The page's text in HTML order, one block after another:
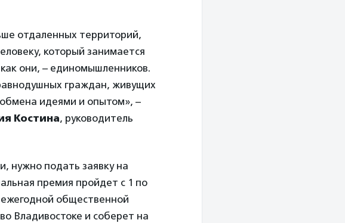
отдаленных территорий,
который занимается
они, – единомышленников.
граждан, живущих
идеями и опытом», –
Костина, руководитель
нужно подать заявку на
премия пройдет с 1 по
общественной
Владивостоке и соберет на